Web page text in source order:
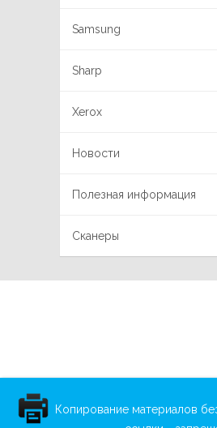
Samsung
Sharp
Xerox
Новости
Полезная информация
Сканеры
Копирование материалов